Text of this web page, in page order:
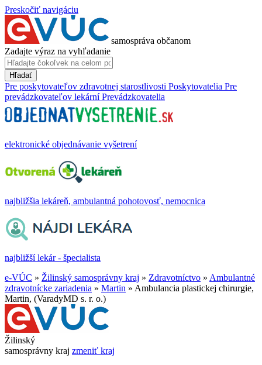
Preskočiť navigáciu
samospráva občanom
Zadajte výraz na vyhľadanie
Hľadať
Pre poskytovateľov zdravotnej starostlivosti Poskytovatelia Pre
prevádzkovateľov lekární Prevádzkovatelia
elektronické objednávanie vyšetrení
najbližšia lekáreň, ambulantná pohotovosť, nemocnica
najbližší lekár - špecialista
e-VÚC » Žilinský samosprávny kraj » Zdravotníctvo » Ambulantné
zdravotnícke zariadenia » Martin » Ambulancia plastickej chirurgie,
Martin, (VaradyMD s. r. o.)
Žilinský
samosprávny kraj zmeniť kraj